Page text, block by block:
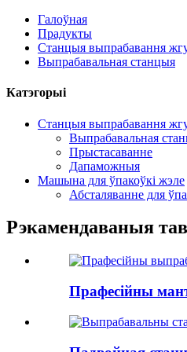
Галоўная
Прадукты
Станцыя выпрабавання
Выпрабавальная станцыя
Катэгорыі
Станцыя выпрабавання
Выпрабавальная
Прыстасаванне
Дапаможныя
Машына для ўпакоўкі жэле
Абсталяванне для
Рэкамендаваныя
Прафесійны